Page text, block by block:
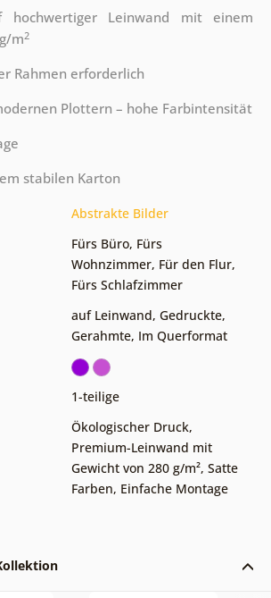
hochwertiger Leinwand mit einem
m2
Rahmen erforderlich
Plottern – hohe Farbintensität
stabilen Karton
Abstrakte Bilder
Fürs Büro, Fürs
Wohnzimmer, Für den Flur,
Fürs Schlafzimmer
auf Leinwand, Gedruckte,
Gerahmte, Im Querformat
1-teilige
Ökologischer Druck,
Premium-Leinwand mit
Gewicht von 280 g/m², Satte
Farben, Einfache Montage